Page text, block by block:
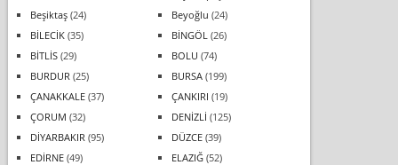
Beşiktaş(24) Beyoğlu (24)
BİLECİK(35) BİNGÖL (26)
BİTLİS(29) BOLU (74)
BURDUR (25) BURSA(199)
ÇANAKKALE(37) ÇANKIRI (19)
ÇORUM (32) DENİZLİ (125)
DİYARBAKIR (95) DÜZCE(39)
EDİRNE(49) ELAZIĞ(52)